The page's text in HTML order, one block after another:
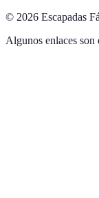
© 2026 Escapadas
Algunos enlaces son